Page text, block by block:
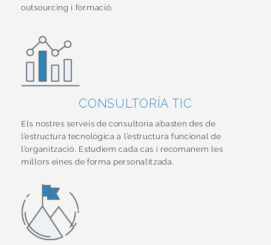
outsourcing i formació.
CONSULTORÍA TIC
Els nostres serveis de consultoria abasten des de
l’estructura tecnològica a l’estructura funcional de
l’organització. Estudiem cada cas i recomanem les
millors eines de forma personalitzada.